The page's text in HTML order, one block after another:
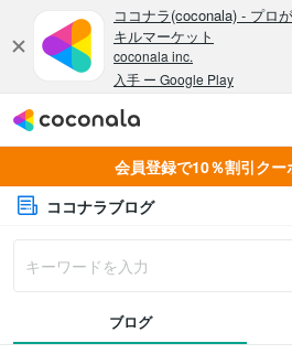
会員登録で10％割引クー
ココナラブログ
ブログ